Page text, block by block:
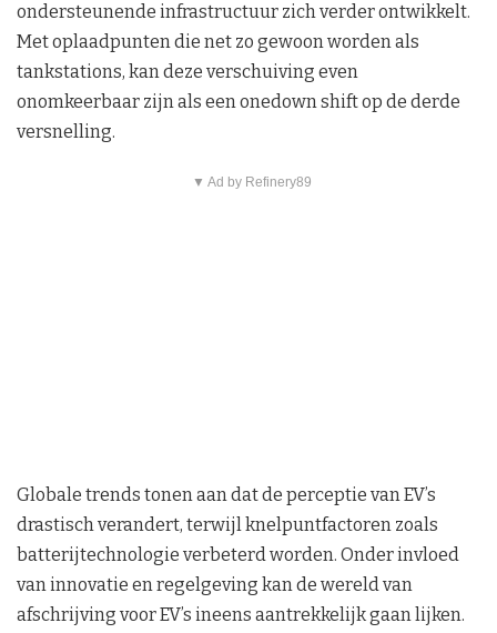
ondersteunende infrastructuur zich verder ontwikkelt.
Met oplaadpunten die net zo gewoon worden als
tankstations, kan deze verschuiving even
onomkeerbaar zijn als een onedown shift op de derde
versnelling.
▼ Ad by Refinery89
Globale trends tonen aan dat de perceptie van EV’s
drastisch verandert, terwijl knelpuntfactoren zoals
batterijtechnologie verbeterd worden. Onder invloed
van innovatie en regelgeving kan de wereld van
afschrijving voor EV’s ineens aantrekkelijk gaan lijken.